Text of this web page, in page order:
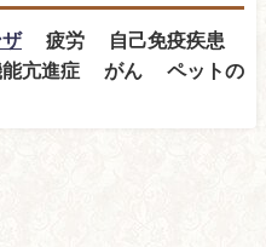
疲労 自己免疫疾患
能亢進症 がん ペットの